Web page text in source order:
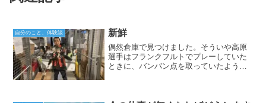
自分のこと、体験談 新鮮
偶然倉庫で見つけました。そういや高原
選手はフランクフルトでプレーしていた
ときに、バンバン点を取っていたような